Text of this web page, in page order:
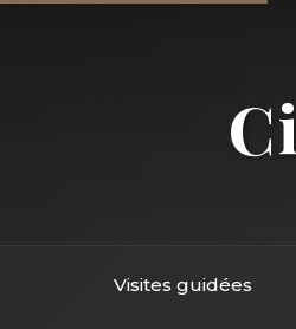
Visites guidées